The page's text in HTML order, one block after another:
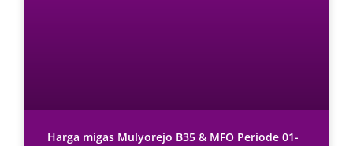
Harga migas Mulyorejo B35 & MFO Periode 01-